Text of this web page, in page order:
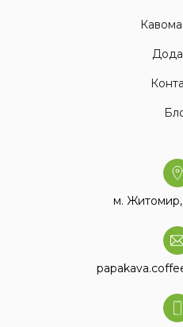
м. Житомир,